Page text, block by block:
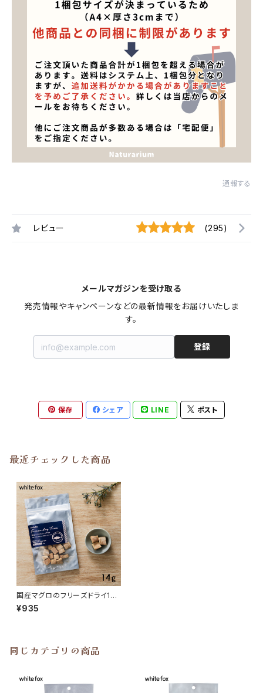
通報する
レビュー (295)
メールマガジンを受け取る
発売情報やキャンペーンなどの最新情報をお届けいたしま
す。
登録
保存 シェア LINE ポスト
最近チェックした商品
国産マグロのフリーズドライ14g
whitefox
¥935
同じカテゴリの商品